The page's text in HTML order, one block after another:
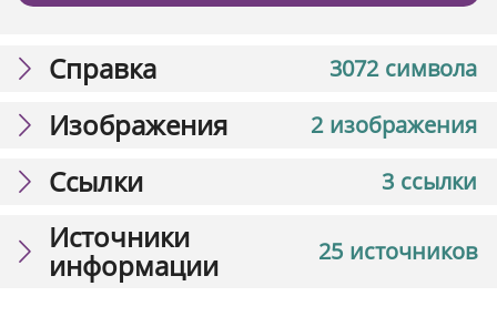
3072 символа
Справка
2 изображения
Изображения
3 ссылки
Ссылки
25 источников
Источники
информации